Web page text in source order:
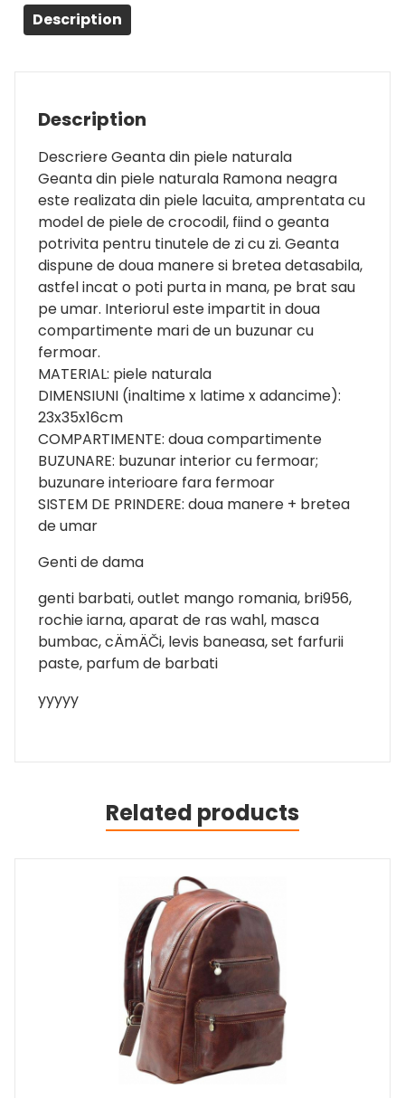
Description
Description
Descriere Geanta din piele naturala
Geanta din piele naturala Ramona neagra
este realizata din piele lacuita, amprentata cu
model de piele de crocodil, fiind o geanta
potrivita pentru tinutele de zi cu zi. Geanta
dispune de doua manere si bretea detasabila,
astfel incat o poti purta in mana, pe brat sau
pe umar. Interiorul este impartit in doua
compartimente mari de un buzunar cu
fermoar.
MATERIAL: piele naturala
DIMENSIUNI (inaltime x latime x adancime):
23x35x16cm
COMPARTIMENTE: doua compartimente
BUZUNARE: buzunar interior cu fermoar;
buzunare interioare fara fermoar
SISTEM DE PRINDERE: doua manere + bretea
de umar
Genti de dama
genti barbati, outlet mango romania, bri956,
rochie iarna, aparat de ras wahl, masca
bumbac, cÄmÄČi, levis baneasa, set farfurii
paste, parfum de barbati
yyyyy
Related products